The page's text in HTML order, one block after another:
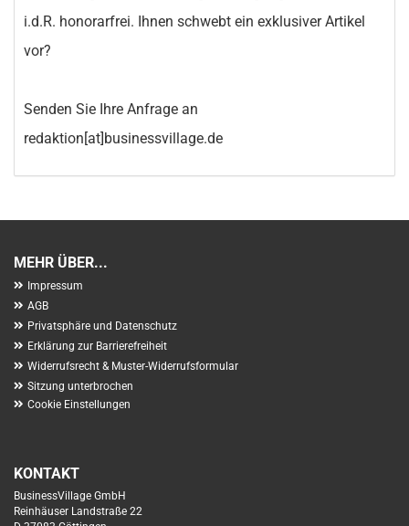
i.d.R. honorarfrei. Ihnen schwebt ein exklusiver Artikel
vor?
Senden Sie Ihre Anfrage an
redaktion[at]businessvillage.de
MEHR ÜBER...
Impressum
AGB
Privatsphäre und Datenschutz
Erklärung zur Barrierefreiheit
Widerrufsrecht & Muster-Widerrufsformular
Sitzung unterbrochen
Cookie Einstellungen
KONTAKT
BusinessVillage GmbH
Reinhäuser Landstraße 22